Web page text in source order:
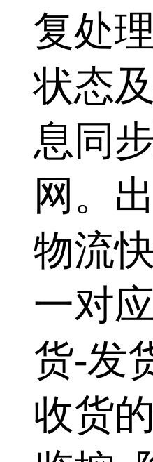
复处
状态
息同
网。
物流
一对
货-发
收货